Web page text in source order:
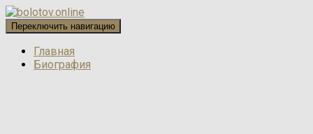
Переключить навигацию
Главная
Биография